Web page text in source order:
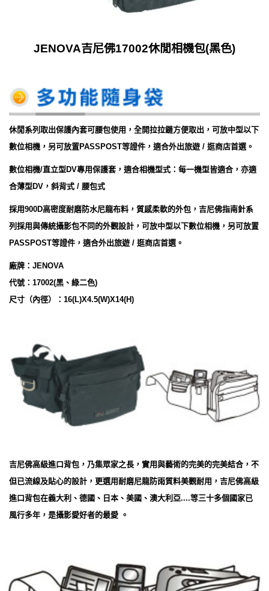
JENOVA吉尼佛17002休閒相機包(黑色)
休閒系列取出保護內套可腰包使用，全開拉拉鏈方便取出，可放中型以下
數位相機，另可放置PASSPOST等證件，適合外出旅遊 / 逛商店首選。
數位相機/直立型DV專用保護套，適合相機型式：每一機型皆適合，亦適
合薄型DV，斜背式 / 腰包式
採用900D高密度耐磨防水尼龍布料，質感柔軟的外包，吉尼佛指南針系
列採用與傳統攝影包不同的外觀設計，可放中型以下數位相機，另可放置
PASSPOST等證件，適合外出旅遊 / 逛商店首選。
廠牌：JENOVA
代號：17002(黑、綠二色)
尺寸（內徑）：16(L)X4.5(W)X14(H)
吉尼佛高級進口背包，乃集眾家之長，實用與藝術的完美的完美結合，不
但已流線及貼心的設計，更選用耐磨尼龍防雨質料美觀耐用，吉尼佛高級
進口背包在義大利、德國、日本、美國、澳大利亞....等三十多個國家已
風行多年，是攝影愛好者的最愛 。